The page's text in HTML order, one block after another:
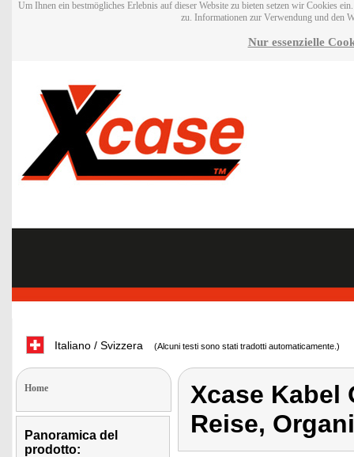
Um Ihnen ein bestmögliches Erlebnis auf dieser Website zu bieten setzen wir Cookies
zu. Informationen zur Verwendung und den
Nur essenzielle
Italiano / Svizzera (Alcuni testi sono stati tradotti automaticamente.)
Home
Panoramica del
prodotto:
Xcase Kabel
Reise,